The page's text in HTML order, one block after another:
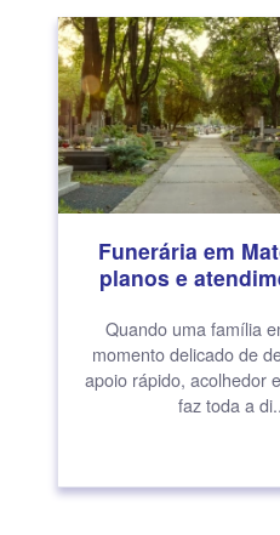
Funerária em
planos e
Quando uma família
momento delicado de
apoio rápido, acolhedor
faz toda a